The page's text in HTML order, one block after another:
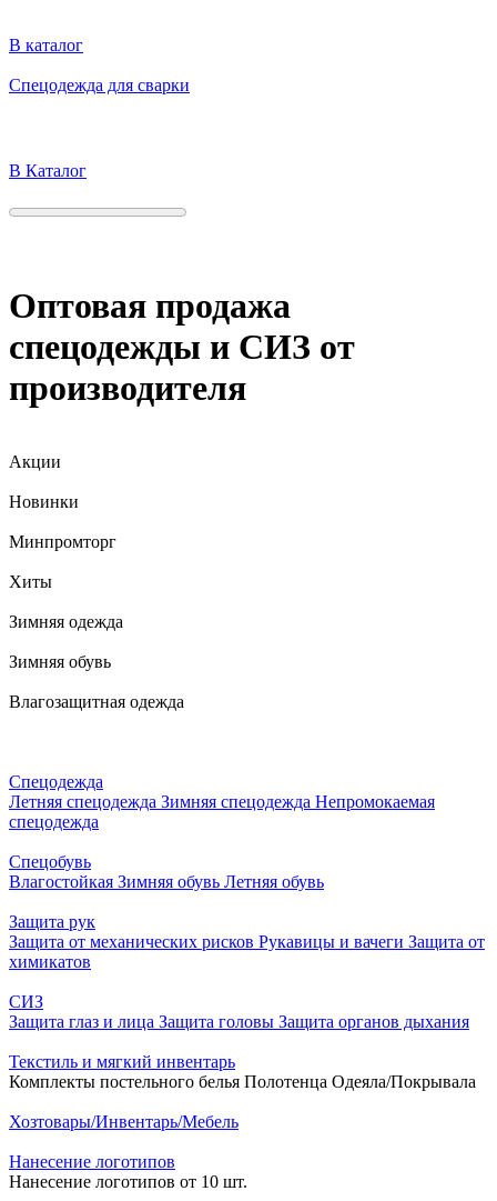
В каталог
Спецодежда для сварки
В Каталог
Оптовая продажа
спецодежды и СИЗ от
производителя
Акции
Новинки
Минпромторг
Хиты
Зимняя одежда
Зимняя обувь
Влагозащитная одежда
Спецодежда
Летняя спецодежда Зимняя спецодежда Непромокаемая
спецодежда
Спецобувь
Влагостойкая Зимняя обувь Летняя обувь
Защита рук
Защита от механических рисков Рукавицы и вачеги Защита от
химикатов
СИЗ
Защита глаз и лица Защита головы Защита органов дыхания
Текстиль и мягкий инвентарь
Комплекты постельного белья Полотенца Одеяла/Покрывала
Хозтовары/Инвентарь/Мебель
Нанесение логотипов
Нанесение логотипов от 10 шт.